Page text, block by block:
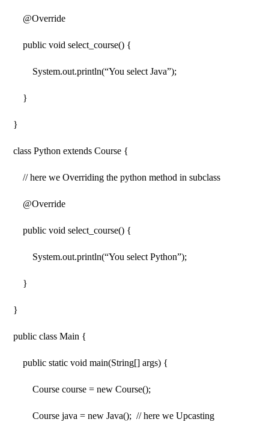
@Override
public void select_course() {
System.out.println(“You select Java”);
}
}
class Python extends Course {
// here we Overriding the python method in subclass
@Override
public void select_course() {
System.out.println(“You select Python”);
}
}
public class Main {
public static void main(String[] args) {
Course course = new Course();
Course java = new Java(); // here we Upcasting